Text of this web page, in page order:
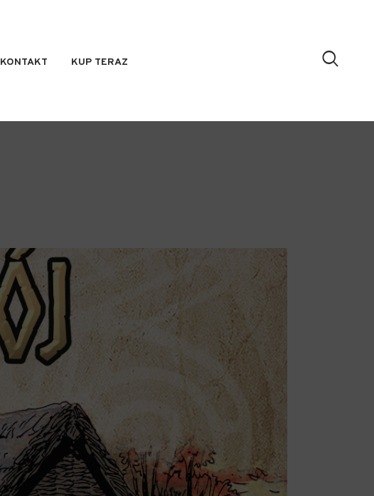
KONTAKT KUP TERAZ